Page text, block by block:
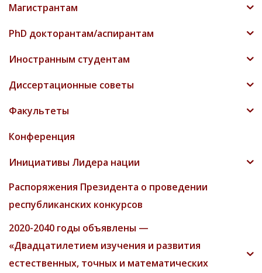
Магистрантам
PhD докторантам/аспирантам
Иностранным студентам
Диссертационные советы
Факультеты
Конференция
Инициативы Лидера нации
Распоряжения Президента о проведении
республиканских конкурсов
2020-2040 годы объявлены —
«Двадцатилетием изучения и развития
естественных, точных и математических